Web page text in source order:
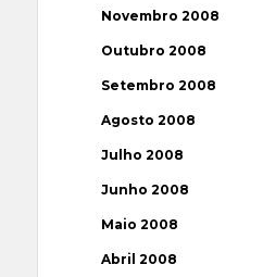
Novembro 2008
Outubro 2008
Setembro 2008
Agosto 2008
Julho 2008
Junho 2008
Maio 2008
Abril 2008